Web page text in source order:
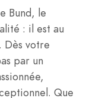
Bund, le
: il est au
Dès votre
par un
Que